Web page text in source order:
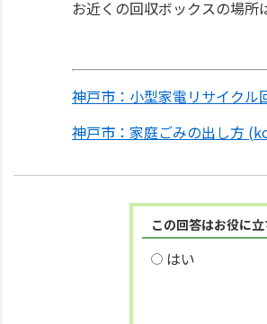
お近くの回収ボックスの場所
神戸市：小型家電リサイク
神戸市：家庭ごみの出し方
この回答はお役に
はい